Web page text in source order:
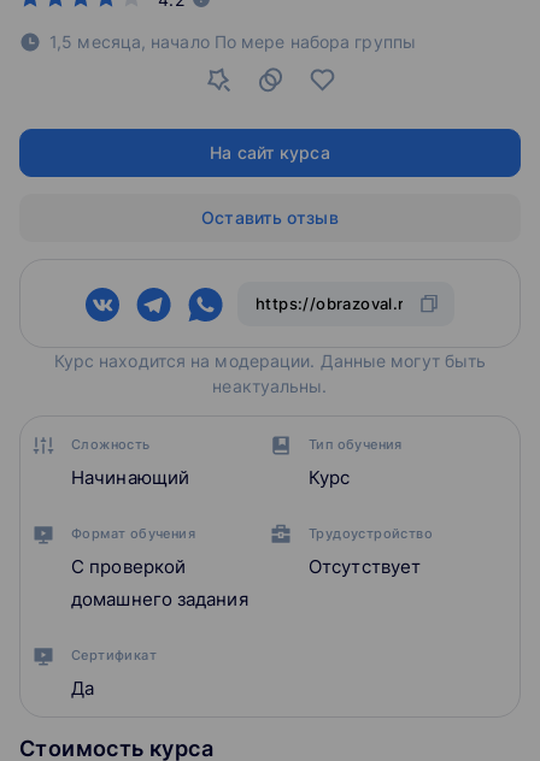
Курс находится на модерации. Данные могут быть
неактуальны.
Сложность
Начинающий
Тип обучения
Курс
Формат обучения
С проверкой
домашнего задания
Трудоустройство
Отсутствует
Сертификат
Да
Стоимость курса
1,5 месяца, начало По мере набора группы
На сайт курса
Оставить отзыв